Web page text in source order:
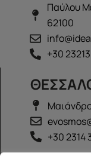
Παύλου
62100
+30
+30 2314